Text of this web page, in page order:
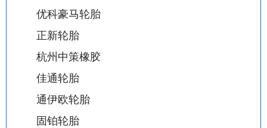
优科豪马轮胎
正新轮胎
杭州中策橡胶
佳通轮胎
通伊欧轮胎
固铂轮胎